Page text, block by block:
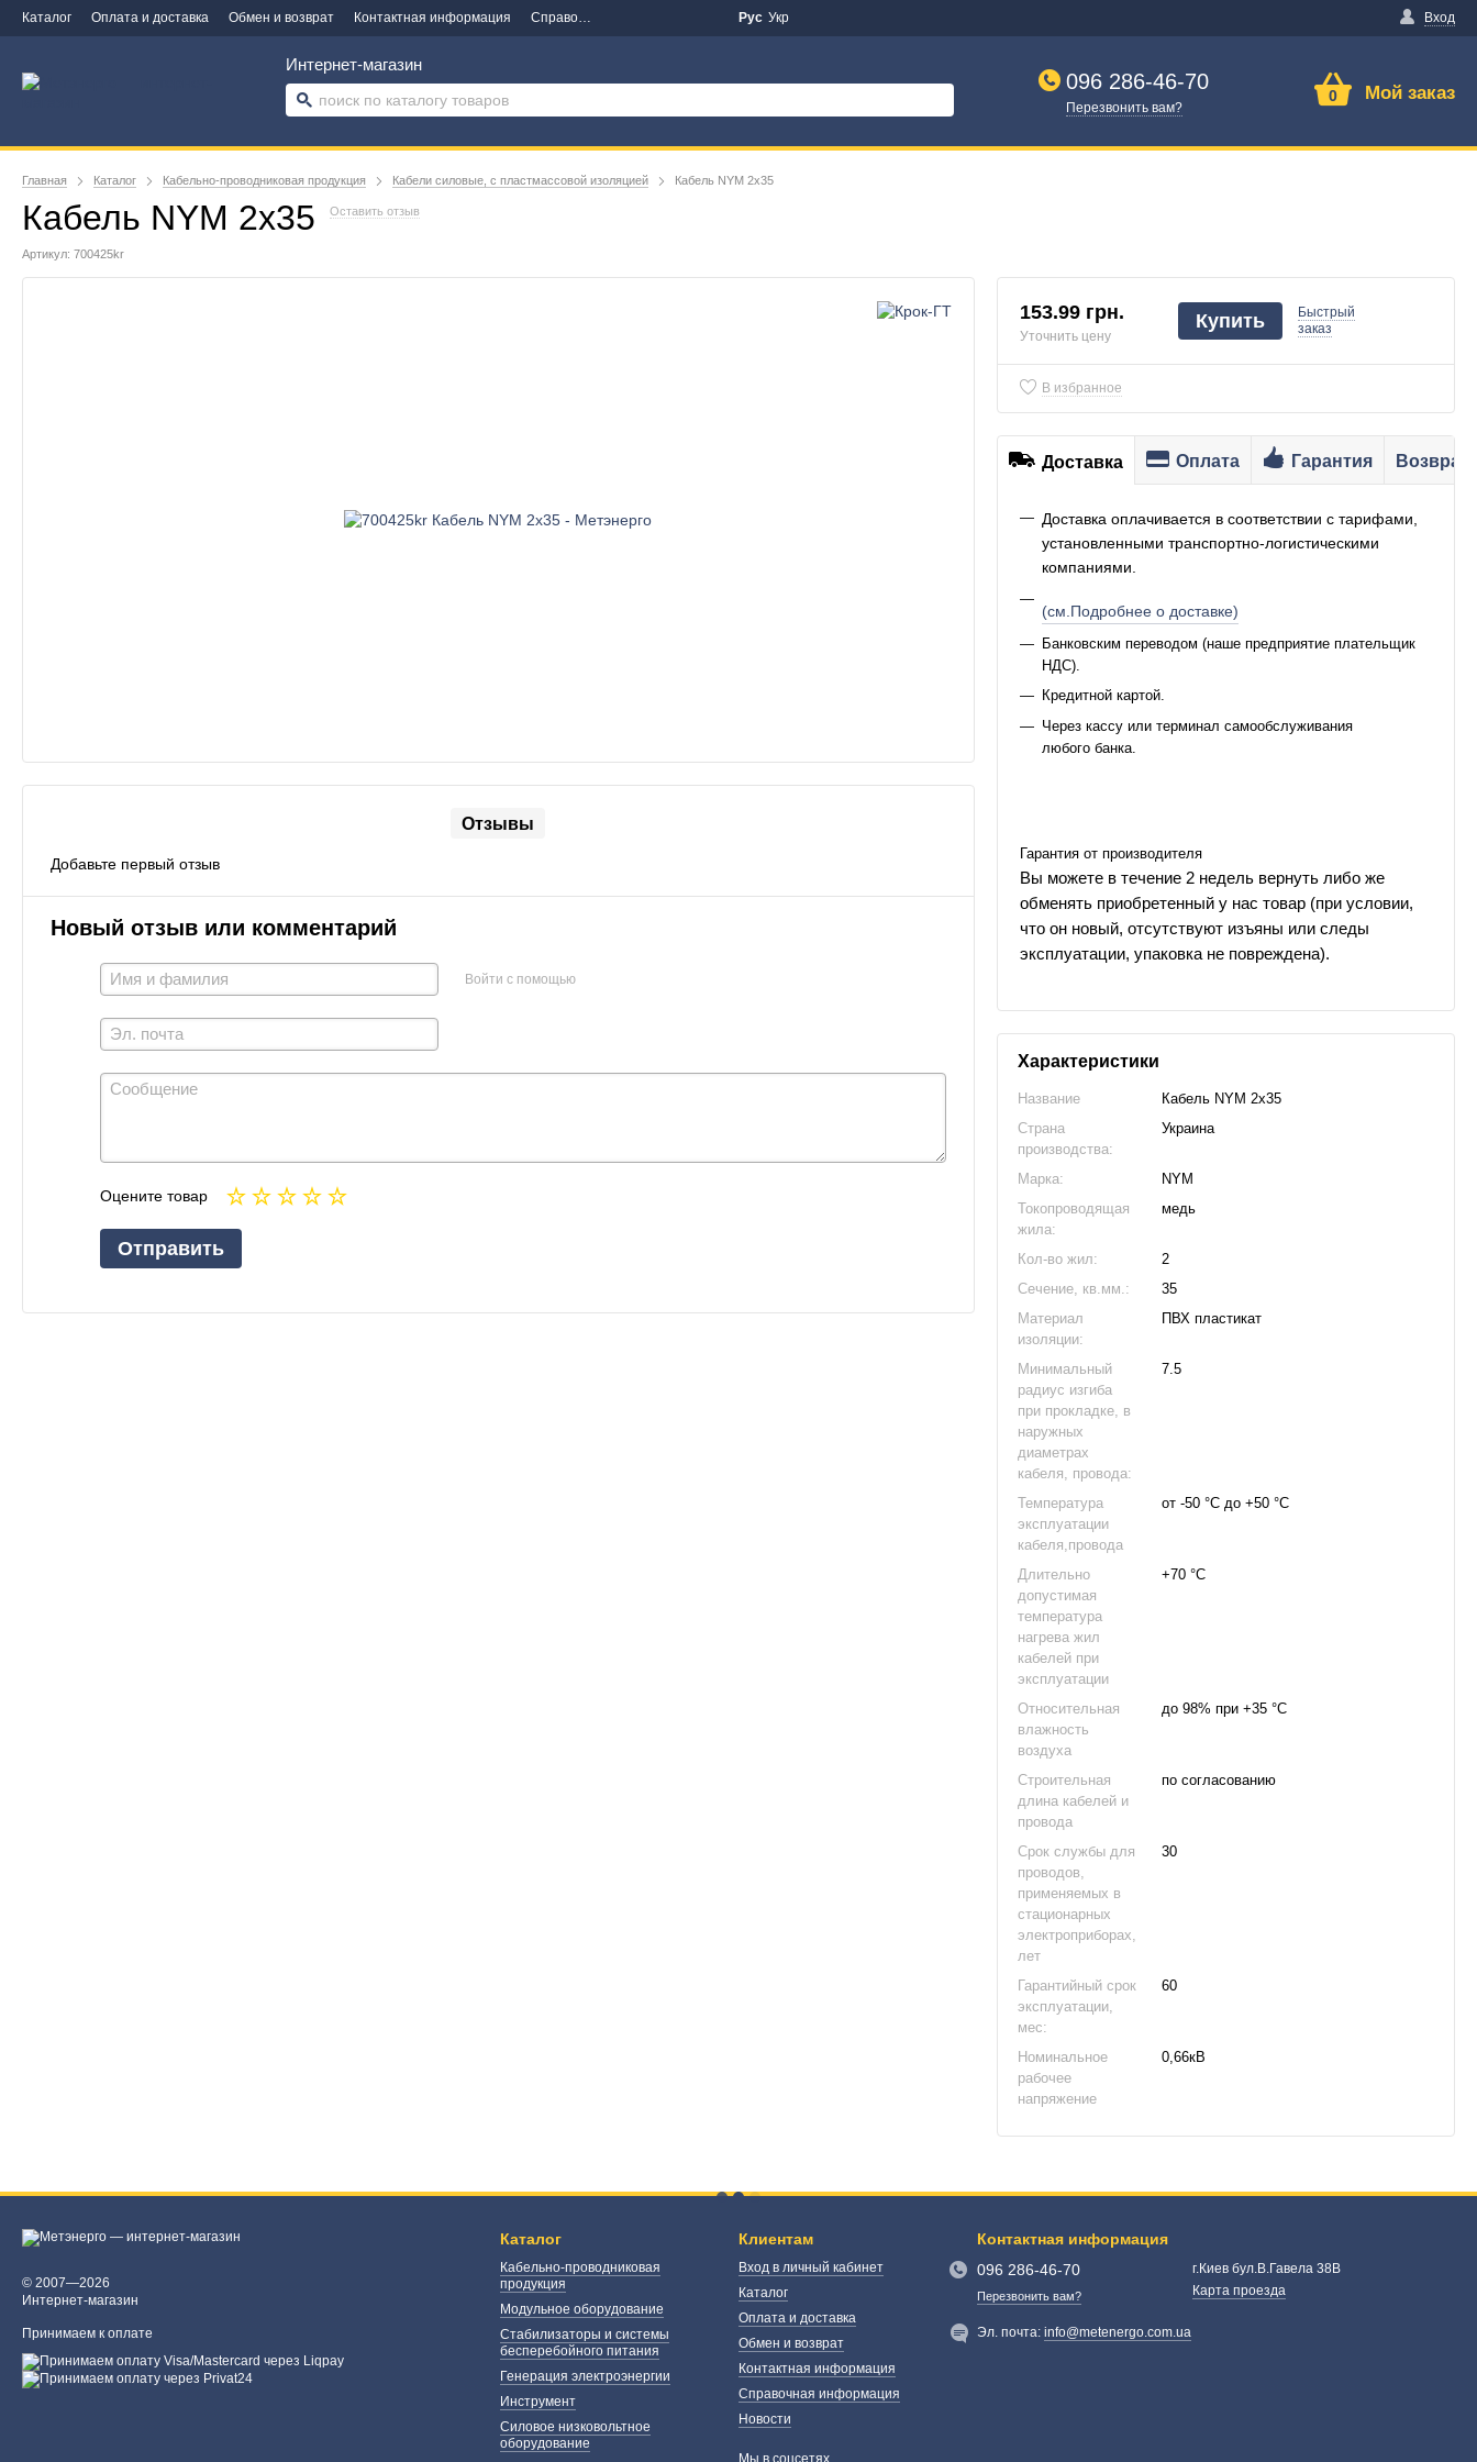
Каталог Оплата и доставка Обмен и возврат Контактная информация Справочная информация Новости Вход
Рус Укр
Интернет-магазин
096 286-46-70
Перезвонить вам?
0 Мой заказ
Главная Каталог Кабельно-проводниковая продукция Кабели силовые, с пластмассовой изоляцией Кабель NYM 2х35
Кабель NYM 2х35 Оставить отзыв
Артикул: 700425kr
Отзывы
Добавьте первый отзыв
Новый отзыв или комментарий
Войти с помощью
Оцените товар
Отправить
153.99 грн.
Уточнить цену
Купить
Быстрый
заказ
В избранное
Доставка Оплата Гарантия Возврат
Доставка оплачивается в соответствии с тарифами,
установленными транспортно-логистическими
компаниями.
(см.Подробнее о доставке)
Банковским переводом (наше предприятие плательщик
НДС).
Кредитной картой.
Через кассу или терминал самообслуживания
любого банка.
Гарантия от производителя
Вы можете в течение 2 недель вернуть либо же
обменять приобретенный у нас товар (при условии,
что он новый, отсутствуют изъяны или следы
эксплуатации, упаковка не повреждена).
Характеристики
Название
Кабель NYM 2х35
Страна
производства:
Украина
Марка:
NYM
Токопроводящая
жила:
медь
Кол-во жил:
2
Сечение, кв.мм.:
35
Материал
изоляции:
ПВХ пластикат
Минимальный
радиус изгиба
при прокладке, в
наружных
диаметрах
кабеля, провода:
7.5
Температура
эксплуатации
кабеля,провода
от -50 °С до +50 °С
Длительно
допустимая
температура
нагрева жил
кабелей при
эксплуатации
+70 °С
Относительная
влажность
воздуха
до 98% при +35 °С
Строительная
длина кабелей и
провода
по согласованию
Срок службы для
проводов,
применяемых в
стационарных
электроприборах,
лет
30
Гарантийный срок
эксплуатации,
мес:
60
Номинальное
рабочее
напряжение
0,66кВ
© 2007—2026
Интернет-магазин
Принимаем к оплате
Каталог
Кабельно-проводниковая
продукция
Модульное оборудование
Стабилизаторы и системы
бесперебойного питания
Генерация электроэнергии
Инструмент
Силовое низковольтное
оборудование
Клиентам
Вход в личный кабинет
Каталог
Оплата и доставка
Обмен и возврат
Контактная информация
Справочная информация
Новости
Мы в соцсетях
Контактная информация
096 286-46-70
Перезвонить вам?
г.Киев бул.В.Гавела 38В
Карта проезда
Эл. почта:info@metenergo.com.ua